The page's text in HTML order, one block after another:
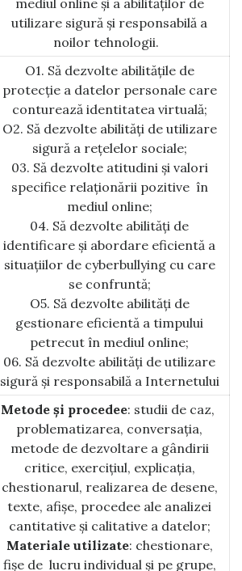
utilizare sigură și responsabilă a
noilor tehnologii.
O1. Să dezvolte abilitățile de
protecție a datelor personale care
conturează identitatea virtuală;
O2. Să dezvolte abilități de utilizare
sigură a rețelelor sociale;
03. Să dezvolte atitudini și valori
specifice relaționării pozitive în
mediul online;
04. Să dezvolte abilități de
identificare și abordare eficientă a
situațiilor de cyberbullying cu care
se confruntă;
O5. Să dezvolte abilități de
gestionare eficientă a timpului
petrecut în mediul online;
06. Să dezvolte abilități de utilizare
sigură și responsabilă a Internetului
Metode și procedee: studii de caz,
problematizarea, conversaţia,
metode de dezvoltare a gândirii
critice, exerciţiul, explicaţia,
chestionarul, realizarea de desene,
texte, afişe, procedee ale analizei
cantitative şi calitative a datelor;
Materiale utilizate: chestionare,
fişe de lucru individual şi pe grupe,